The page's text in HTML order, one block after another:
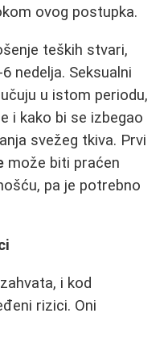
ovog postupka.
teških stvari,
nedelja. Seksualni
u istom periodu,
i kako bi se izbegao
svežeg tkiva. Prvi
može biti praćen
pa je potrebno
i kod
rizici. Oni